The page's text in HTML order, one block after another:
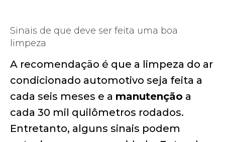
Sinais de que deve ser feita uma boa
limpeza
A recomendação é que a limpeza do ar
condicionado automotivo seja feita a
cada seis meses e a manutenção a
cada 30 mil quilômetros rodados.
Entretanto, alguns sinais podem